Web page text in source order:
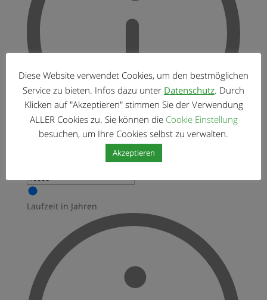
Anzahlung ist Bargeld, dass Sie im Voraus für Ihr
Laufzeit in Jahren
Diese Website verwendet Cookies, um den bestmöglichen
Service zu bieten. Infos dazu unter Datenschutz. Durch
Klicken auf "Akzeptieren" stimmen Sie der Verwendung
ALLER Cookies zu. Sie können die Cookie Einstellung
besuchen, um Ihre Cookies selbst zu verwalten.
Akzeptieren